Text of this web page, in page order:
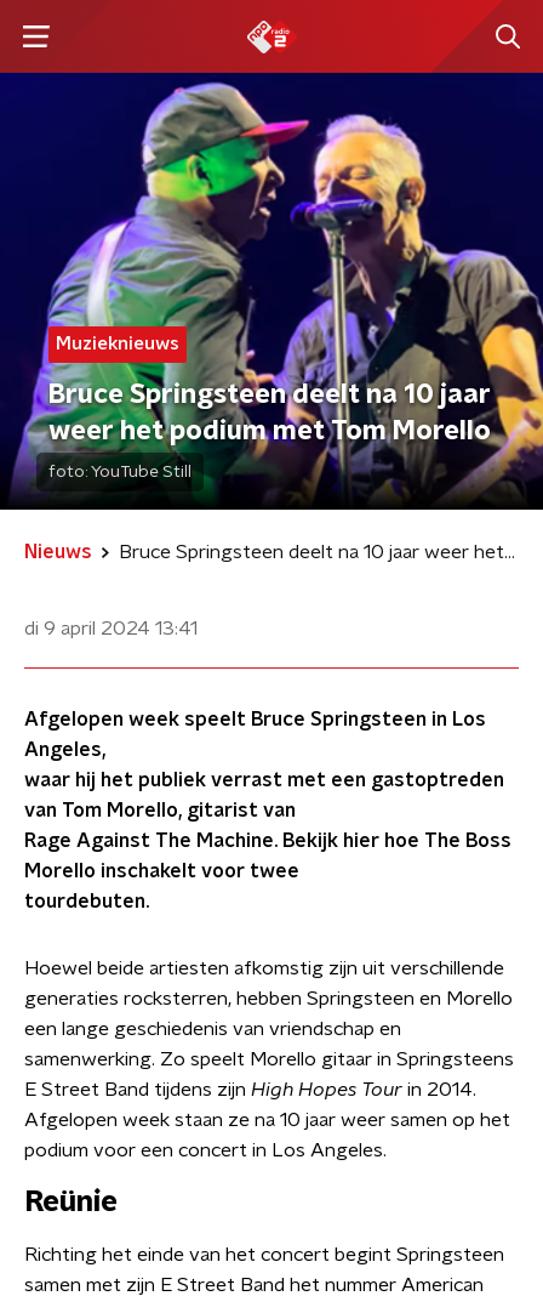
Muzieknieuws
Bruce Springsteen deelt na 10 jaar
weer het podium met Tom Morello
foto: YouTube Still
Nieuws Bruce Springsteen deelt na 10 jaar weer het podium met Tom Morello
di 9 april 2024 13:41
Afgelopen week speelt Bruce Springsteen in Los
Angeles,
waar hij het publiek verrast met een gastoptreden
van Tom Morello, gitarist van
Rage Against The Machine. Bekijk hier hoe The Boss
Morello inschakelt voor twee
tourdebuten.
Hoewel beide artiesten afkomstig zijn uit verschillende
generaties rocksterren, hebben Springsteen en Morello
een lange geschiedenis van vriendschap en
samenwerking. Zo speelt Morello gitaar in Springsteens
E Street Band tijdens zijn High Hopes Tour in 2014.
Afgelopen week staan ze na 10 jaar weer samen op het
podium voor een concert in Los Angeles.
Reünie
Richting het einde van het concert begint Springsteen
samen met zijn E Street Band het nummer American